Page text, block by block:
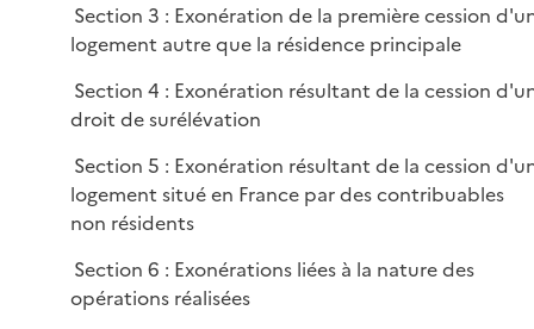
Section 3 : Exonération de la première cession
logement autre que la résidence principale
Section 4 : Exonération résultant de la cession
droit de surélévation
Section 5 : Exonération résultant de la cession
logement situé en France par des contribuables
non résidents
Section 6 : Exonérations liées à la nature des
opérations réalisées